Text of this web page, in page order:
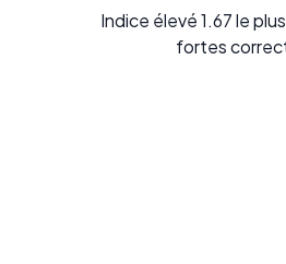
Indice élevé 1.67 le
fortes